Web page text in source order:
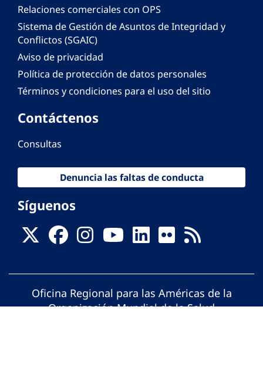
Relaciones comerciales con OPS
Sistema de Gestión de Asuntos de Integridad y
Conflictos (SGAIC)
Aviso de privacidad
Política de protección de datos personales
Términos y condiciones para el uso del sitio
Contáctenos
Consultas
Denuncia las faltas de conducta
Síguenos
Oficina Regional para las Américas de la
Organización Mundial de la Salud